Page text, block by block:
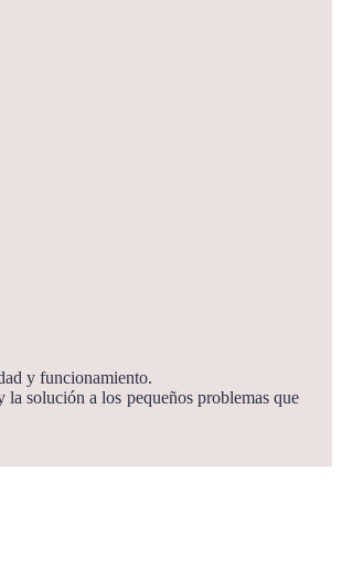
y funcionamiento.
solución a los pequeños problemas que